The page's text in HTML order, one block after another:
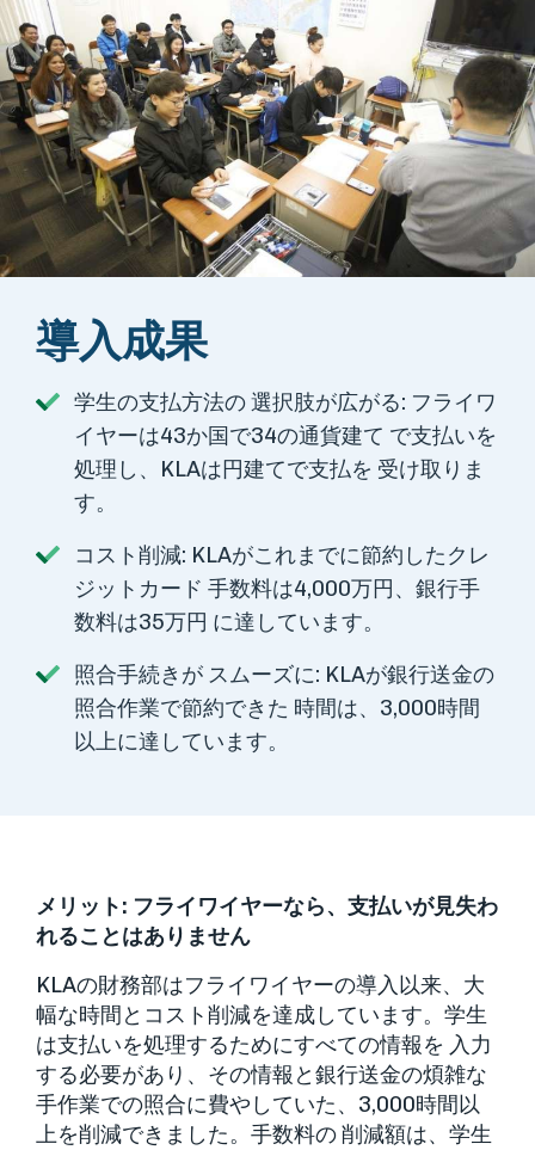
導入成果
学生の支払方法の 選択肢が広がる: フライワ
イヤーは43か国で34の通貨建て で支払いを
処理し、KLAは円建てで支払を 受け取りま
す。
コスト削減: KLAがこれまでに節約したクレ
ジットカード 手数料は4,000万円、銀行手
数料は35万円 に達しています。
照合手続きが スムーズに: KLAが銀行送金の
照合作業で節約できた 時間は、3,000時間
以上に達しています。
メリット: フライワイヤーなら、支払いが見失わ
れることはありません
KLAの財務部はフライワイヤーの導入以来、大
幅な時間とコスト削減を達成しています。学生
は支払いを処理するためにすべての情報を 入力
する必要があり、その情報と銀行送金の煩雑な
手作業での照合に費やしていた、3,000時間以
上を削減できました。手数料の 削減額は、学生